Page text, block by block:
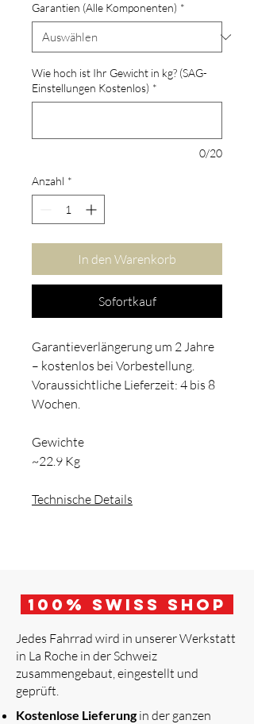
Garantien (Alle Komponenten) *
Wie hoch ist Ihr Gewicht in kg? (SAG-
Einstellungen Kostenlos) *
0/20
Anzahl *
In den Warenkorb
Sofortkauf
Garantieverlängerung um 2 Jahre
– kostenlos bei Vorbestellung.
Voraussichtliche Lieferzeit: 4 bis 8
Wochen.
Gewichte
~22.9 Kg
Technische Details
100 % Swiss Shop
Jedes Fahrrad wird in unserer Werkstatt
in La Roche in der Schweiz
zusammengebaut, eingestellt und
geprüft.
​
Kostenlose Lieferungin der ganzen